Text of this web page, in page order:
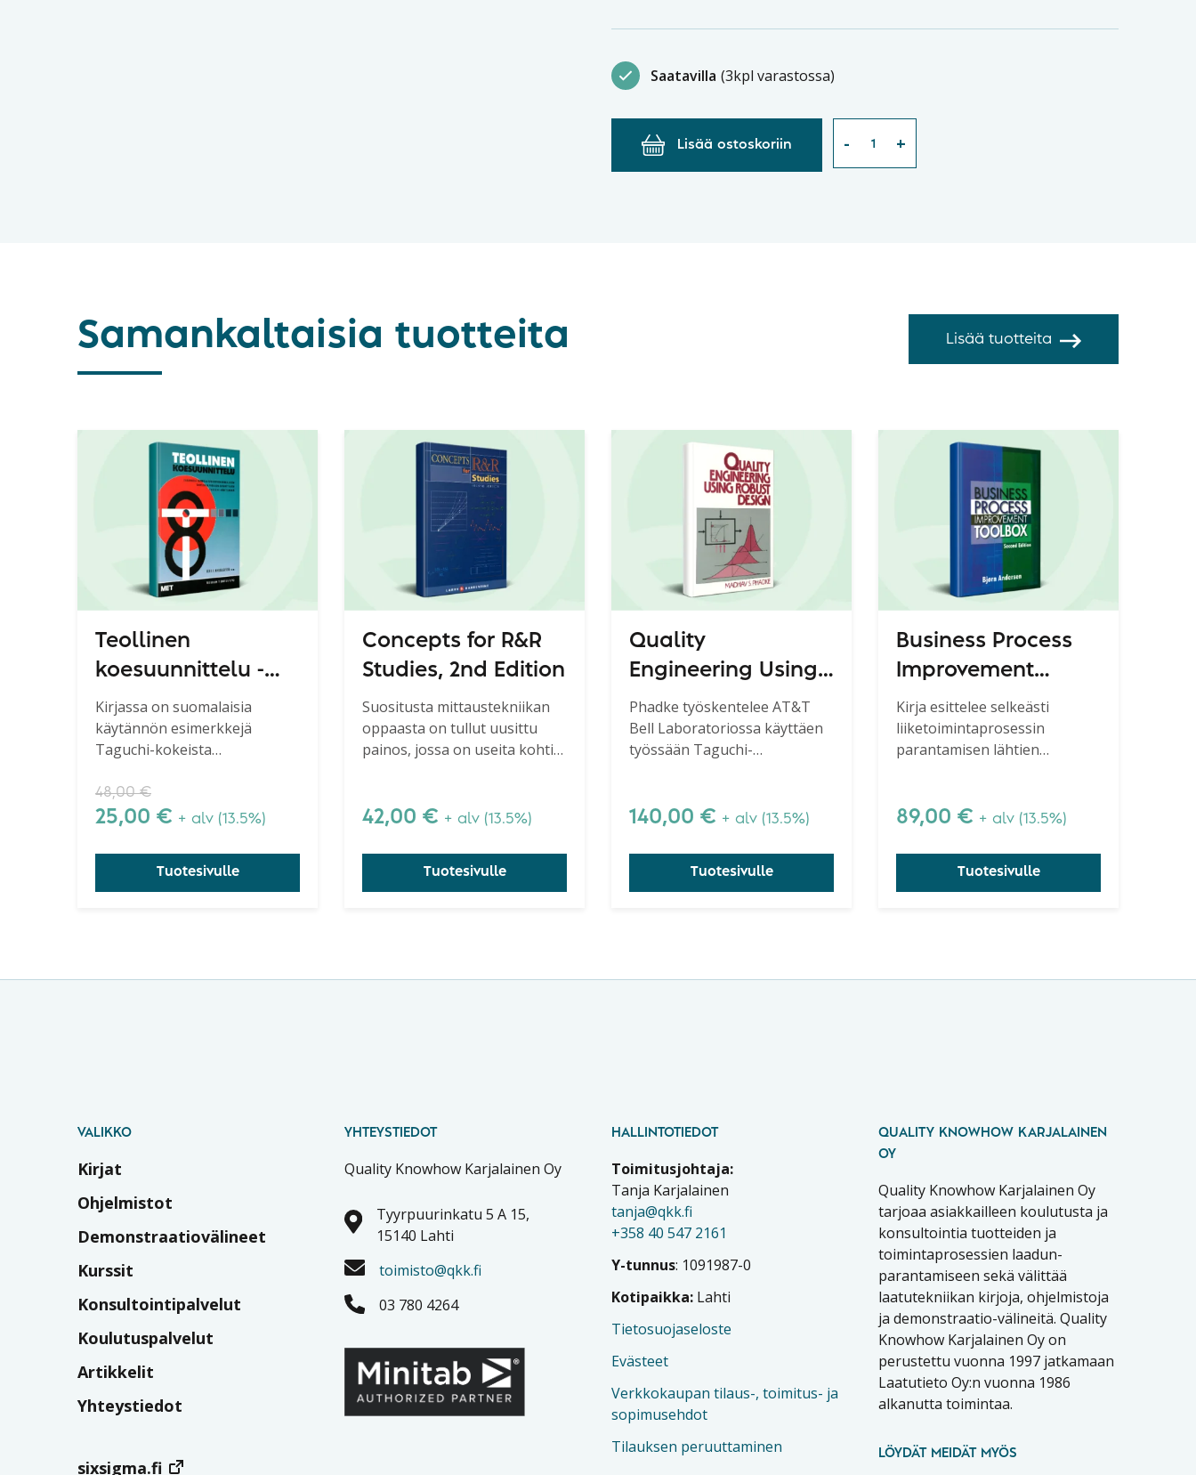
Saatavilla (3kpl varastossa)
Lisää ostoskoriin
Samankaltaisia tuotteita Lisää tuotteita
Teollinen
koesuunnittelu -
esimerkkejä
Suomessa
toteutetusta
kokeellisesta
tuotteen ja
suunnittelusta
Kirjassa on suomalaisia
käytännön esimerkkejä
Taguchi-kokeista
48,00€
25,00 € + alv (13.5%)
Tuotesivulle
Concepts for R&R
Studies, 2nd Edition
Suositusta mittaustekniikan
oppaasta on tullut uusittu
painos, jossa on useita kohtia
42,00 € + alv (13.5%)
Tuotesivulle
Quality
Engineering Using
Robust Design
Phadke työskentelee AT&T
Bell Laboratoriossa käyttäen
työssään Taguchi-
perustiedot Taguchi-
Taguchi-kirja.
140,00 € + alv (13.5%)
Tuotesivulle
Business Process
Improvement
Toolbox, Second
Edition
Kirja esittelee selkeästi
liiketoimintaprosessin
parantamisen lähtien
89,00 € + alv (13.5%)
Tuotesivulle
VALIKKO
Kirjat
Ohjelmistot
Demonstraatiovälineet
Kurssit
Konsultointipalvelut
Koulutuspalvelut
Artikkelit
Yhteystiedot
sixsigma.fi
YHTEYSTIEDOT
Quality Knowhow Karjalainen Oy
Tyyrpuurinkatu 5 A 15,
15140 Lahti
toimisto@qkk.fi
03 780 4264
HALLINTOTIEDOT
Toimitusjohtaja:
Tanja Karjalainen
tanja@qkk.fi
+358 40 547 2161
Y-tunnus: 1091987-0
Kotipaikka: Lahti
Tietosuojaseloste
Evästeet
Verkkokaupan tilaus-, toimitus- ja
sopimusehdot
Tilauksen peruuttaminen
QUALITY KNOWHOW KARJALAINEN
OY
Quality Knowhow Karjalainen Oy
tarjoaa asiakkailleen koulutusta ja
konsultointia tuotteiden ja
toimintaprosessien laadun-
parantamiseen sekä välittää
laatutekniikan kirjoja, ohjelmistoja
ja demonstraatio-välineitä. Quality
Knowhow Karjalainen Oy on
perustettu vuonna 1997 jatkamaan
Laatutieto Oy:n vuonna 1986
alkanutta toimintaa.
LÖYDÄT MEIDÄT MYÖS